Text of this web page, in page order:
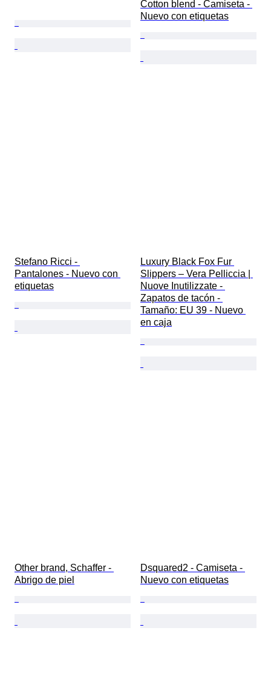
Cotton blend - Camiseta -
Nuevo con etiquetas
Stefano Ricci -
Pantalones - Nuevo con
etiquetas
Luxury Black Fox Fur
Slippers – Vera Pelliccia |
Nuove Inutilizzate -
Zapatos de tacón -
Tamaño: EU 39 - Nuevo
en caja
Other brand, Schaffer -
Abrigo de piel
Dsquared2 - Camiseta -
Nuevo con etiquetas